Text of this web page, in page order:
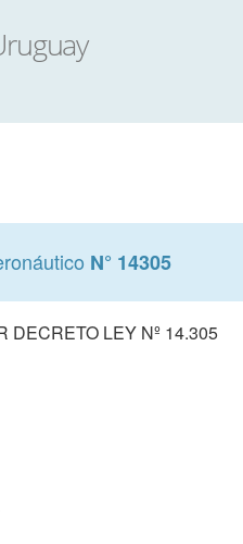
N° 14305
DECRETO LEY Nº 14.305